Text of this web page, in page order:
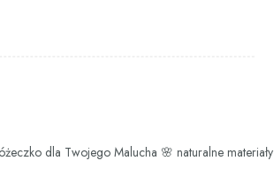
dla Twojego Malucha 🌸 naturalne materiały